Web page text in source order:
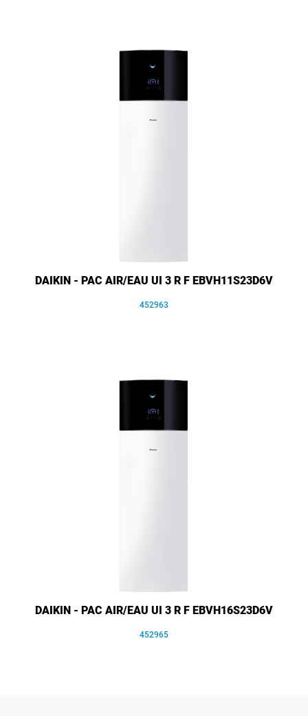
DAIKIN - PAC AIR/EAU UI 3 R F EBVH11S23D6V
452963
DAIKIN - PAC AIR/EAU UI 3 R F EBVH16S23D6V
452965